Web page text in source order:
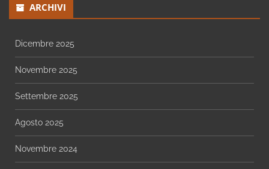
ARCHIVI
Dicembre 2025
Novembre 2025
Settembre 2025
Agosto 2025
Novembre 2024